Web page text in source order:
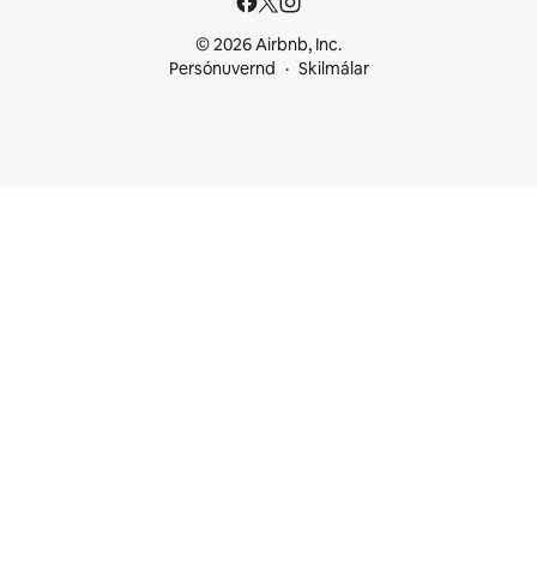
© 2026 Airbnb, Inc.
Persónuvernd
Skilmálar